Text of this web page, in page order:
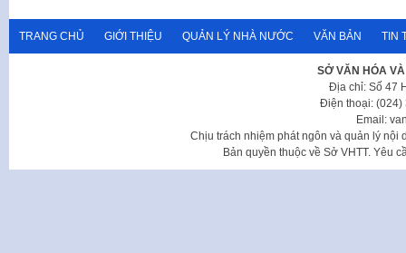
TRANG CHỦ GIỚI THIỆU QUẢN LÝ NHÀ NƯỚC VĂN BẢN TIN
SỞ VĂN HÓA
Địa chỉ: Số 47
Điện thoại: (024)
Email:
Chịu trách nhiệm phát ngôn và quản lý nội
Bản quyền thuộc về Sở VHTT. Yêu